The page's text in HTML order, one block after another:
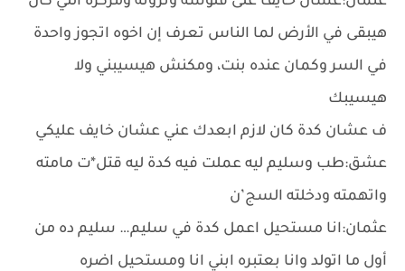
هيبقى في الأرض لما الناس تعرف إن اخوه اتجوز واحدة
في السر وكمان عنده بنت، ومكنش هيسيبني ولا
هيسيبك
ف عشان كدة كان لازم ابعدك عني عشان خايف عليكي
عشق:طب وسليم ليه عملت فيه كدة ليه قتل*ت مامته
واتهمته ودخلته السج’ن
عثمان:انا مستحيل اعمل كدة في سليم… سليم ده من
أول ما اتولد وانا بعتبره ابني انا ومستحيل اضره